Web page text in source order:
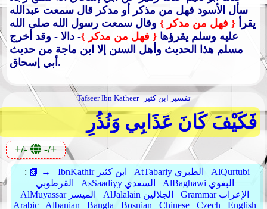
سأل الأسود فهل من مذكر أو مدكر قال سمعت عبدالله
يقرأ { فهل من مدكر } وقال سمعت رسول الله صلى الله
عليه وسلم يقرؤها { فهل من مدكر }- دالا - وقد أخرج
مسلم هذا الحديث وأهل السنن إلا ابن ماجة من حديث
أبي إسحاق.
Tafseer Ibn Katheer تفسير ابن كثير
فَكَيْفَ كَانَ عَذَابِي وَنُذُرِ
+/- -/+
: 📗 → IbnKathir ابن كثير AtTabariy الطبري
AlQurtubi
القرطوبي
AsSaadiyy السعدي
AlBaghawi البغوي
AlMuyassar الميسر
AlJalalain الجلالين
Grammar الإعراب
Arabic
Albanian Bangla Bosnian Chinese Czech
English